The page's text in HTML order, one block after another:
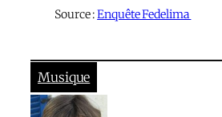
Source :Enquête Fedelima
Musique